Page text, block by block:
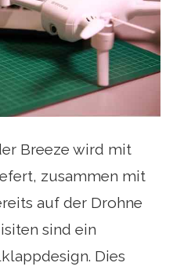
Breeze wird mit
zusammen mit
auf der Drohne
sind ein
Dies